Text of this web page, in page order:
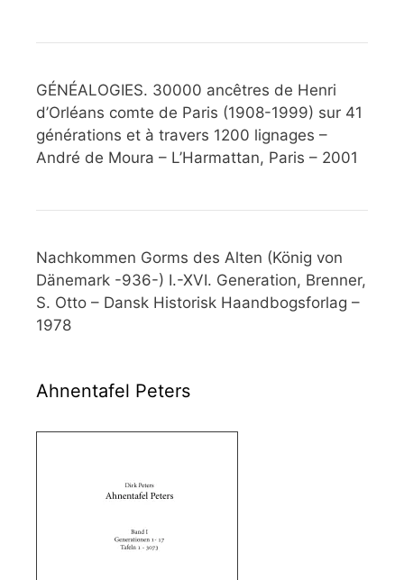
GÉNÉALOGIES. 30000 ancêtres de Henri
d’Orléans comte de Paris (1908-1999) sur 41
générations et à travers 1200 lignages –
André de Moura – L’Harmattan, Paris – 2001
Nachkommen Gorms des Alten (König von
Dänemark -936-) I.-XVI. Generation, Brenner,
S. Otto – Dansk Historisk Haandbogsforlag –
1978
Ahnentafel Peters